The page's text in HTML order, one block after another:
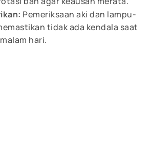
Pemeriksaan aki dan lampu-
tidak ada kendala saat
hari.